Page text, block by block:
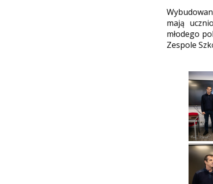
mają
młodego
Zespole